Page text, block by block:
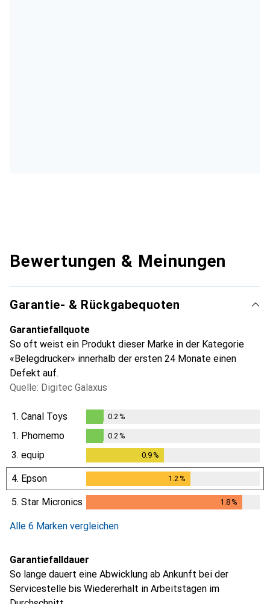
Bewertungen & Meinungen
Garantie- & Rückgabequoten
Garantiefallquote
So oft weist ein Produkt dieser Marke in der Kategorie
«Belegdrucker» innerhalb der ersten 24 Monate einen
Defekt auf.
Quelle: Digitec Galaxus
1. Canal Toys
0.2%
0.2 %
1. Phomemo
0.2%
0.2 %
3. equip 0.9%
4. Epson 1.2 %
5. Star Micronics 1.8%
Alle 6 Marken vergleichen
Garantiefalldauer
So lange dauert eine Abwicklung ab Ankunft bei der
Servicestelle bis Wiedererhalt in Arbeitstagen im